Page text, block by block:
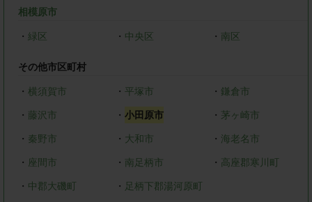
相模原市
・ 緑区 ・ 中央区 ・ 南区
その他市区町村
・ 横須賀市 ・ 平塚市 ・ 鎌倉市
・ 藤沢市 ・ 小田原市 ・ 茅ヶ崎市
・ 秦野市 ・ 大和市 ・ 海老名市
・ 座間市 ・ 南足柄市 ・ 高座郡寒川町
・ 中郡大磯町 ・ 足柄下郡湯河原町